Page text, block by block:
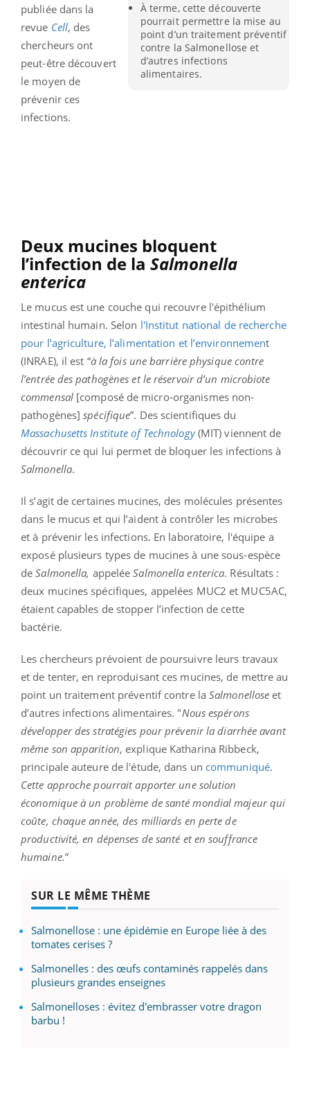
À terme, cette découverte
pourrait permettre la mise au
point d’un traitement préventif
contre la Salmonellose et
d’autres infections
alimentaires.
publiée dans la
revue Cell, des
chercheurs ont
peut-être découvert
le moyen de
prévenir ces
infections.
Deux mucines bloquent
l’infection de la Salmonella
enterica
Le mucus est une couche qui recouvre l'épithélium
intestinal humain. Selon l'Institut national de recherche
pour l’agriculture, l’alimentation et l’environnement
(INRAE), il est “à la fois une barrière physique contre
l’entrée des pathogènes et le réservoir d’un microbiote
commensal [composé de micro-organismes non-
pathogènes] spécifique”. Des scientifiques du
Massachusetts Institute of Technology(MIT) viennent de
découvrir ce qui lui permet de bloquer les infections à
Salmonella.
Il s’agit de certaines mucines, des molécules présentes
dans le mucus et qui l’aident à contrôler les microbes
et à prévenir les infections. En laboratoire, l'équipe a
exposé plusieurs types de mucines à une sous-espèce
deSalmonella, appeléeSalmonella enterica. Résultats :
deux mucines spécifiques, appelées MUC2 et MUC5AC,
étaient capables de stopper l’infection de cette
bactérie.
Les chercheurs prévoient de poursuivre leurs travaux
et de tenter, en reproduisant ces mucines, de mettre au
point un traitement préventif contre laSalmonellose et
d’autres infections alimentaires. "Nous espérons
développer des stratégies pour prévenir la diarrhée avant
même son apparition, explique Katharina Ribbeck,
principale auteure de l'étude, dans un communiqué.
Cette approche pourrait apporter une solution
économique à un problème de santé mondial majeur qui
coûte, chaque année, des milliards en perte de
productivité, en dépenses de santé et en souffrance
humaine.”
SUR LE MÊME THÈME
Salmonellose : une épidémie en Europe liée à des
tomates cerises ?
Salmonelles : des œufs contaminés rappelés dans
plusieurs grandes enseignes
Salmonelloses : évitez d'embrasser votre dragon
barbu !